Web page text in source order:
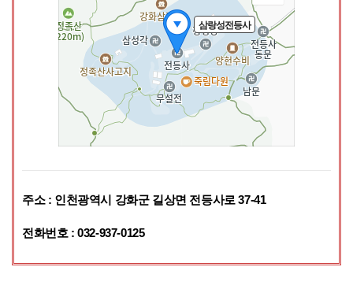
주소 : 인천광역시 강화군 길상면 전등사로 37-41
전화번호 : 032-937-0125